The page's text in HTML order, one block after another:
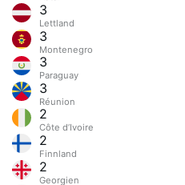
3
Lettland
3
Montenegro
3
Paraguay
3
Réunion
2
Côte d’Ivoire
2
Finnland
2
Georgien